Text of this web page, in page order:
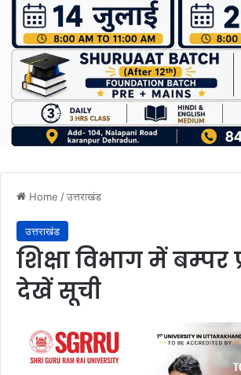
Home /उत्तराखंड
उत्तराखंड
शिक्षा विभाग में बम्पर
देखें सूची